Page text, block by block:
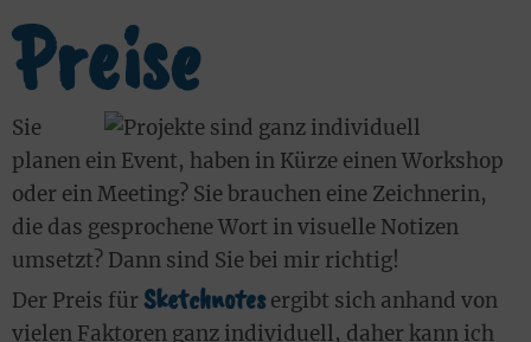
Preise
Sie
planen ein Event, haben in Kürze einen Workshop
oder ein Meeting? Sie brauchen eine Zeichnerin,
die das gesprochene Wort in visuelle Notizen
umsetzt? Dann sind Sie bei mir richtig!
Der Preis für Sketchnotes ergibt sich anhand von
vielen Faktoren ganz individuell, daher kann ich